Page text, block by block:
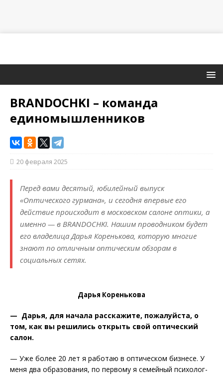
BRANDOCHKI – команда
единомышленников
20 февраля 2025
Перед вами десятый, юбилейный выпуск
«Оптического гурмана», и сегодня впервые его
действие происходит в московском салоне оптики, а
именно — в BRANDOCHKI. Нашим проводником будет
его владелица Дарья Коренькова, которую многие
знают по отличным оптическим обзорам в
социальных сетях.
Дарья Коренькова
— Дарья, для начала расскажите, пожалуйста, о
том, как вы решились открыть свой оптический
салон.
— Уже более 20 лет я работаю в оптическом бизнесе. У
меня два образования, по первому я семейный психолог-